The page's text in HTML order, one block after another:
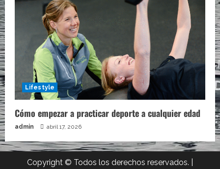
Lifestyle
Cómo empezar a practicar deporte a cualquier edad
admin abril 17, 2026
Copyright © Todos los derechos reservados.